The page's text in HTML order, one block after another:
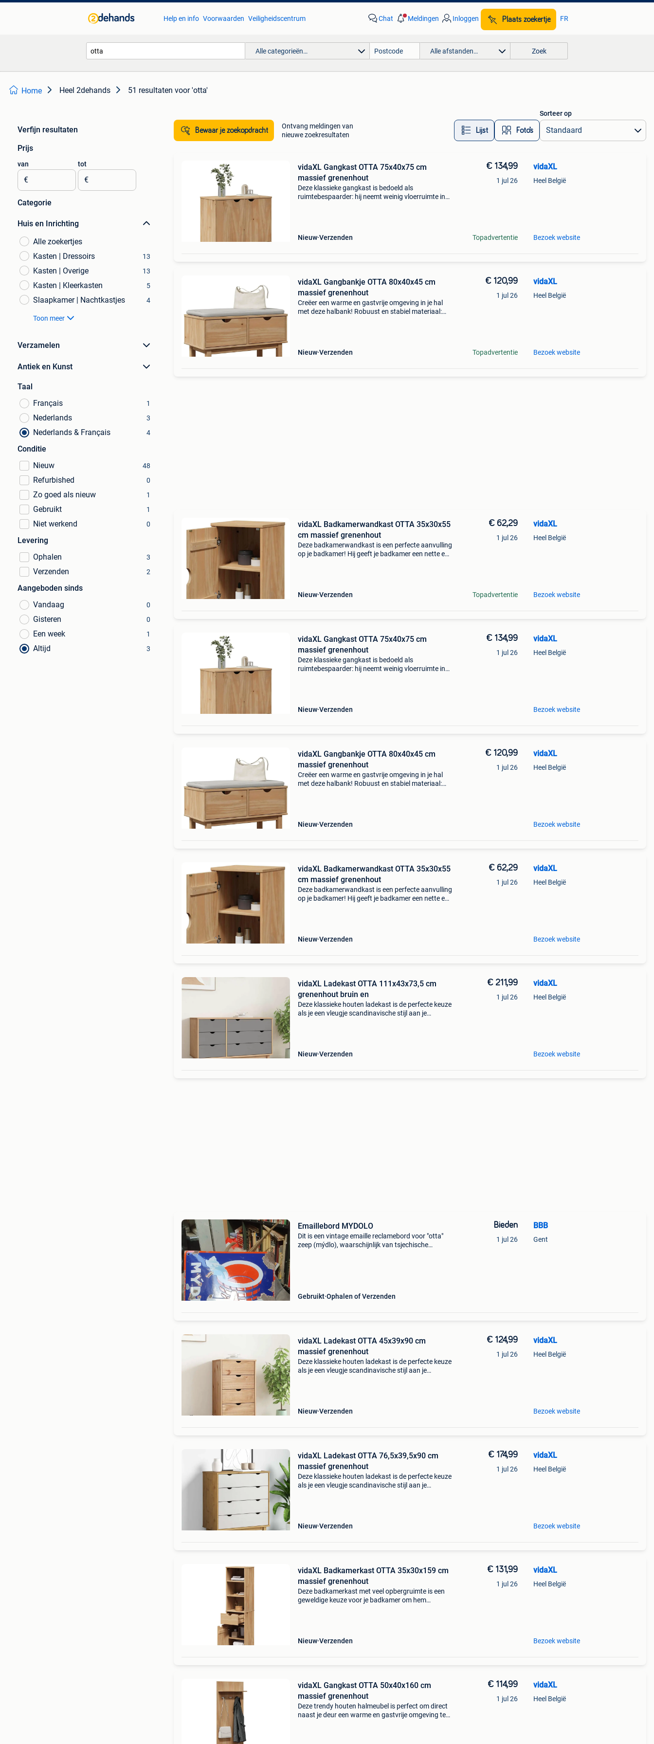
Help en info Voorwaarden Veiligheidscentrum Chat Meldingen Inloggen Plaats zoekertje FR
Alle categorieën… Alle afstanden… Zoek
Home Heel 2dehands 51 resultaten voor 'otta'
Verfijn resultaten
Prijs
van
€
tot
€
Categorie
Huis en Inrichting
Alle zoekertjes
Kasten | Dressoirs
13
Kasten | Overige 13
Kasten | Kleerkasten 5
Slaapkamer | Nachtkastjes 4
Toon meer
Verzamelen
Antiek en Kunst
Taal
Français
1
Nederlands 3
Nederlands & Français 4
Conditie
Nieuw
48
Refurbished 0
Zo goed als nieuw 1
Gebruikt 1
Niet werkend 0
Levering
Ophalen
3
Verzenden 2
Aangeboden sinds
Vandaag
0
Gisteren 0
Een week 1
Altijd 3
Bewaar je zoekopdracht
Ontvang meldingen van
nieuwe zoekresultaten
Lijst Foto’s
Sorteer op
vidaXL Gangkast OTTA 75x40x75 cm
massief grenenhout
Deze klassieke gangkast is bedoeld als
ruimtebespaarder: hij neemt weinig vloerruimte in
Nieuw Verzenden
€ 134,99
1 jul 26
Topadvertentie
vidaXL
Heel België
Bezoek website
vidaXL Gangbankje OTTA 80x40x45 cm
massief grenenhout
Creëer een warme en gastvrije omgeving in je hal
met deze halbank! Robuust en stabiel materiaal:
Nieuw Verzenden
€ 120,99
1 jul 26
Topadvertentie
vidaXL
Heel België
Bezoek website
vidaXL Badkamerwandkast OTTA 35x30x55
cm massief grenenhout
Deze badkamerwandkast is een perfecte aanvulling
op je badkamer! Hij geeft je badkamer een nette en
Nieuw Verzenden
€ 62,29
1 jul 26
Topadvertentie
vidaXL
Heel België
Bezoek website
vidaXL Gangkast OTTA 75x40x75 cm
massief grenenhout
Deze klassieke gangkast is bedoeld als
ruimtebespaarder: hij neemt weinig vloerruimte in
Nieuw Verzenden
€ 134,99
1 jul 26
vidaXL
Heel België
Bezoek website
vidaXL Gangbankje OTTA 80x40x45 cm
massief grenenhout
Creëer een warme en gastvrije omgeving in je hal
met deze halbank! Robuust en stabiel materiaal:
Nieuw Verzenden
€ 120,99
1 jul 26
vidaXL
Heel België
Bezoek website
vidaXL Badkamerwandkast OTTA 35x30x55
cm massief grenenhout
Deze badkamerwandkast is een perfecte aanvulling
op je badkamer! Hij geeft je badkamer een nette en
Nieuw Verzenden
€ 62,29
1 jul 26
vidaXL
Heel België
Bezoek website
vidaXL Ladekast OTTA 111x43x73,5 cm
grenenhout bruin en
Deze klassieke houten ladekast is de perfecte keuze
als je een vleugje scandinavische stijl aan je
Nieuw Verzenden
€ 211,99
1 jul 26
vidaXL
Heel België
Bezoek website
Emaillebord MYDOLO
Dit is een vintage emaille reclamebord voor "otta"
zeep (mýdlo), waarschijnlijk van tsjechische
Gebruikt Ophalen of Verzenden
Bieden
1 jul 26
BBB
Gent
vidaXL Ladekast OTTA 45x39x90 cm
massief grenenhout
Deze klassieke houten ladekast is de perfecte keuze
als je een vleugje scandinavische stijl aan je
Nieuw Verzenden
€ 124,99
1 jul 26
vidaXL
Heel België
Bezoek website
vidaXL Ladekast OTTA 76,5x39,5x90 cm
massief grenenhout
Deze klassieke houten ladekast is de perfecte keuze
als je een vleugje scandinavische stijl aan je
Nieuw Verzenden
€ 174,99
1 jul 26
vidaXL
Heel België
Bezoek website
vidaXL Badkamerkast OTTA 35x30x159 cm
massief grenenhout
Deze badkamerkast met veel opbergruimte is een
geweldige keuze voor je badkamer om hem
Nieuw Verzenden
€ 131,99
1 jul 26
vidaXL
Heel België
Bezoek website
vidaXL Gangkast OTTA 50x40x160 cm
massief grenenhout
Deze trendy houten halmeubel is perfect om direct
naast je deur een warme en gastvrije omgeving te
€ 114,99
1 jul 26
vidaXL
Heel België